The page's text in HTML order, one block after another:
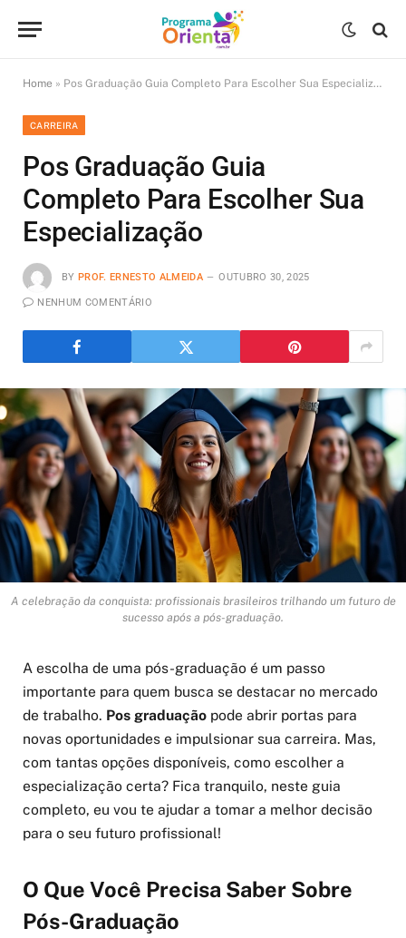
Home » Pos Graduação Guia Completo Para Escolher Sua Especialização
CARREIRA
Pos Graduação Guia
Completo Para Escolher Sua
Especialização
BY PROF. ERNESTO ALMEIDA OUTUBRO 30, 2025
NENHUM COMENTÁRIO
A celebração da conquista: profissionais brasileiros trilhando um futuro de
sucesso após a pós-graduação.
A escolha de uma pós-graduação é um passo
importante para quem busca se destacar no mercado
de trabalho. Pos graduação pode abrir portas para
novas oportunidades e impulsionar sua carreira. Mas,
com tantas opções disponíveis, como escolher a
especialização certa? Fica tranquilo, neste guia
completo, eu vou te ajudar a tomar a melhor decisão
para o seu futuro profissional!
O Que Você Precisa Saber Sobre
Pós-Graduação